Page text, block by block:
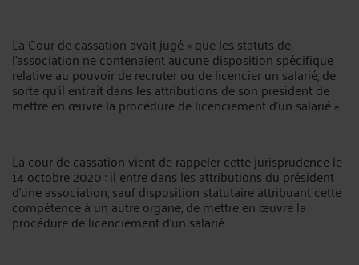
La Cour de cassation avait jugé « que les statuts de
l’association ne contenaient aucune disposition spécifique
relative au pouvoir de recruter ou de licencier un salarié, de
sorte qu’il entrait dans les attributions de son président de
mettre en œuvre la procédure de licenciement d’un salarié ».
La cour de cassation vient de rappeler cette jurisprudence le
14 octobre 2020 : il entre dans les attributions du président
d'une association, sauf disposition statutaire attribuant cette
compétence à un autre organe, de mettre en œuvre la
procédure de licenciement d'un salarié.